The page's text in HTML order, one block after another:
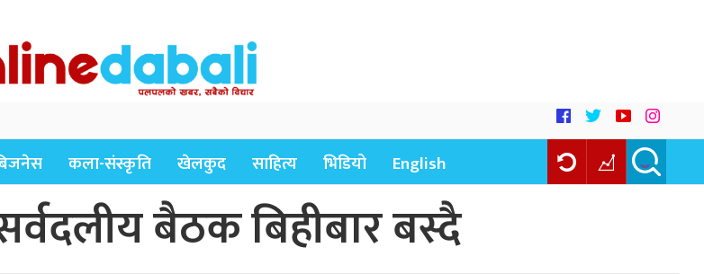
कला-संस्कृति खेलकुद साहित्य भिडियो English
बैठक बिहीबार बस्दै